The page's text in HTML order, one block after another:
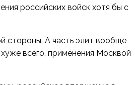
российских войск хотя бы с
стороны. А часть элит вообще
всего, применения Москвой